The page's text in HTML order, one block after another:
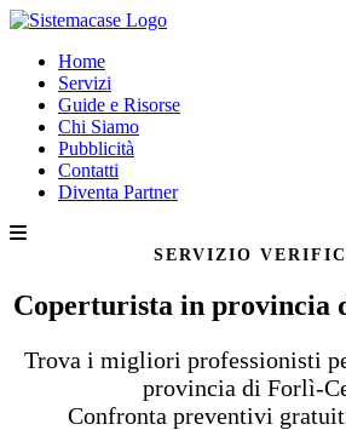
Home
Servizi
Guide e Risorse
Chi Siamo
Pubblicità
Contatti
Diventa Partner
SERVIZIO
Coperturista in provincia
Trova i migliori professionisti
provincia di Forlì-
Confronta preventivi